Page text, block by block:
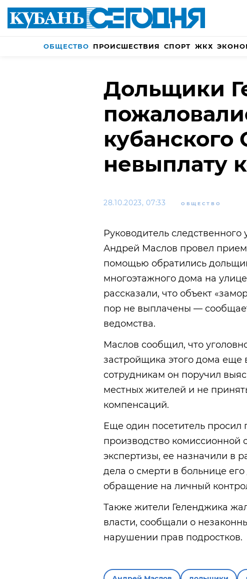
ОБЩЕСТВО ПРОИСШЕСТВИЯ СПОРТ ЖКХ
Дольщики
невыплату
28.10.2023, 07:33 ОБЩЕСТВО
Руководитель
Андрей Маслов провел
помощью обратились
многоэтажного дома на
рассказали, что объект
пор не выплачены —
ведомства.
Маслов сообщил, что
застройщика этого дома еще
сотрудникам он поручил
местных жителей и не
компенсаций.
Еще один посетитель просил
производство комиссионной
экспертизы, ее назначили в
дела о смерти в больнице
обращение на личный
Также жители Геленджика
власти, сообщали о
нарушении прав подростков.